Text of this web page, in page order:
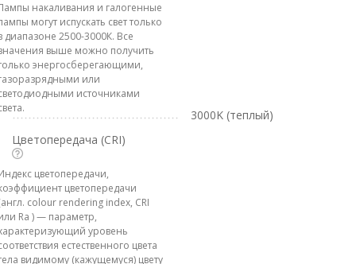
накаливания и галогенные
могут испускать свет только
диапазоне 2500-3000К. Все
выше можно получить
энергосберегающими,
или
источниками
3000K (теплый)
Цветопередача (CRI)
цветопередачи,
цветопередачи
colour rendering index, CRI
Ra ) — параметр,
уровень
естественного цвета
видимому (кажущемуся) цвету